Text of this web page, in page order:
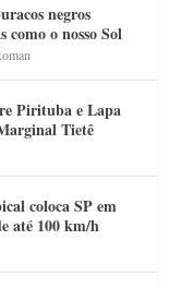
negros
como o nosso Sol
Pirituba e Lapa
Tietê
coloca SP em
até 100 km/h